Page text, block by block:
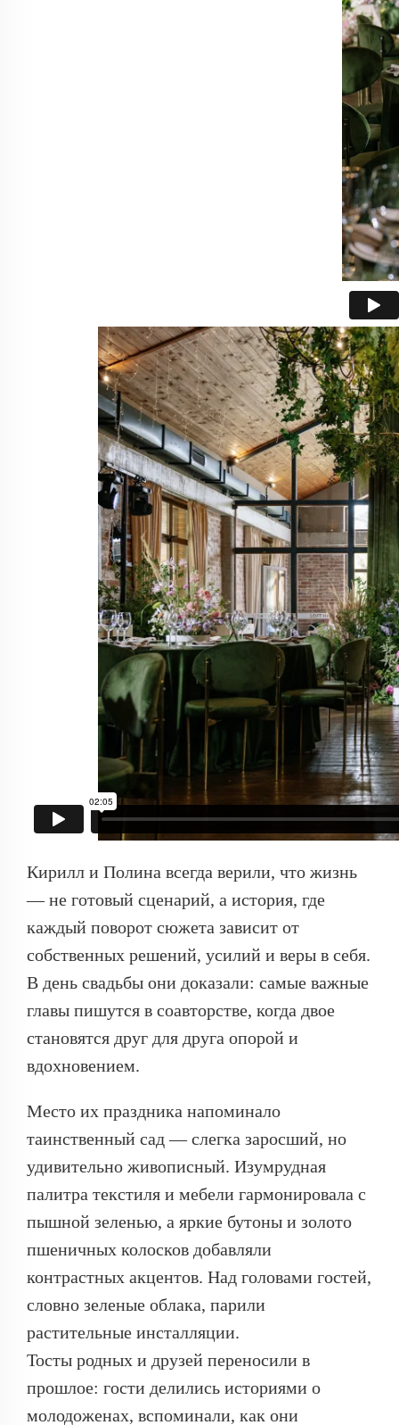
Кирилл и Полина всегда верили, что жизнь
— не готовый сценарий, а история, где
каждый поворот сюжета зависит от
собственных решений, усилий и веры в себя.
В день свадьбы они доказали: самые важные
главы пишутся в соавторстве, когда двое
становятся друг для друга опорой и
вдохновением.
Место их праздника напоминало
таинственный сад — слегка заросший, но
удивительно живописный. Изумрудная
палитра текстиля и мебели гармонировала с
пышной зеленью, а яркие бутоны и золото
пшеничных колосков добавляли
контрастных акцентов. Над головами гостей,
словно зеленые облака, парили
растительные инсталляции.
Тосты родных и друзей переносили в
прошлое: гости делились историями о
молодоженах, вспоминали, как они